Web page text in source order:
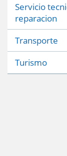
Servicio
reparacion
Transporte
Turismo